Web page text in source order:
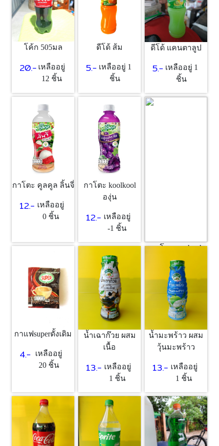
โค้ก 505มล
20.- เหลืออยู่
12 ชิ้น
ดีโด้ ส้ม
5.- เหลืออยู่ 1
ชิ้น
ดีโด้ แคนตาลูป
5.- เหลืออยู่ 1
ชิ้น
กาโตะ คูลคูล ลิ้นจี่
12.- เหลืออยู่
0 ชิ้น
กาโตะ koolkool
องุ่น
12.- เหลืออยู่
-1 ชิ้น
กาโตะ คูล kool
ส้ม
13.- เหลืออยู่
1 ชิ้น
กาแฟsuperดั้งเดิม
4.-
เหลืออยู่
20 ชิ้น
น้ำเฉาก๊วย ผสม
เนื้อ
13.- เหลืออยู่
1 ชิ้น
น้ำมะพร้าว ผสม
วุ้นมะพร้าว
13.- เหลืออยู่
1 ชิ้น